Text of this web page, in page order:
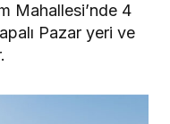
Mahallesi’nde 4
Pazar yeri ve